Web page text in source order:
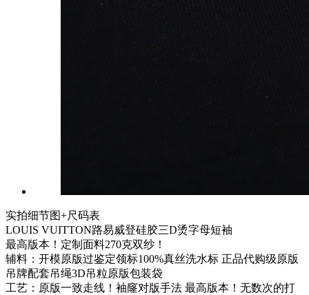
实拍细节图+尺码表
LOUIS VUITTON路易威登硅胶三D烫字母短袖
最高版本！定制面料270克双纱！
辅料：开模原版过鉴定领标100%真丝洗水标 正品代购级原版
吊牌配套吊绳3D吊粒原版包装袋
工艺：原版一致走线！袖窿对版手法 最高版本！无数次的打